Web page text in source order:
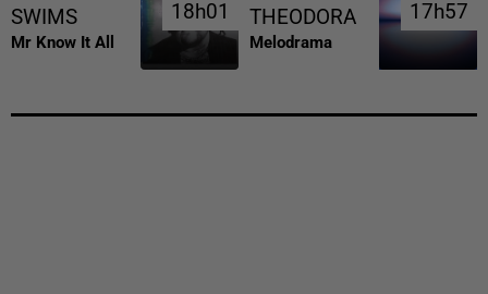
SWIMS
Mr Know It All
18h01
18h01
THEODORA
Melodrama
17h57
17h57